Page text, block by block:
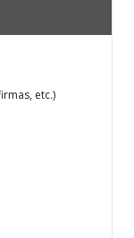
etc.)